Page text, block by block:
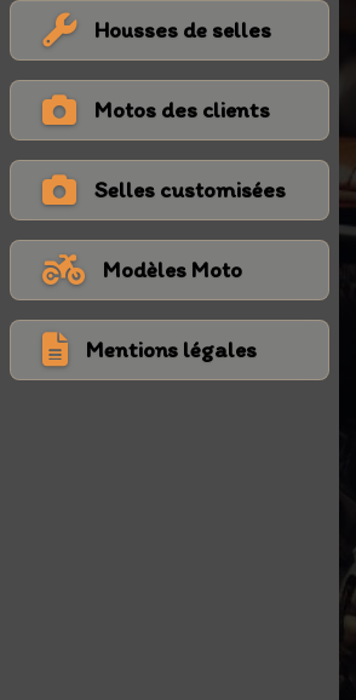
Housses de selles
Motos des clients
Selles customisées
Modèles Moto
Mentions légales